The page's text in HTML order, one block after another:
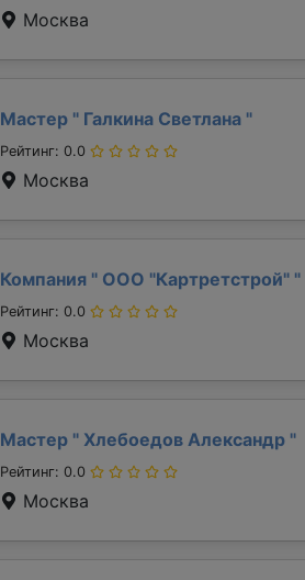
Москва
Мастер " Галкина Светлана "
Рейтинг: 0.0
Москва
Компания " ООО "Картретстрой" "
Рейтинг: 0.0
Москва
Мастер " Хлебоедов Александр "
Рейтинг: 0.0
Москва